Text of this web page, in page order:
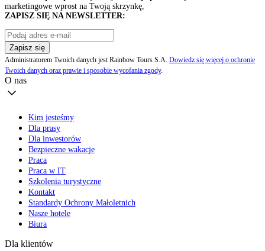
marketingowe wprost na Twoją skrzynkę,
ZAPISZ SIĘ NA NEWSLETTER:
Zapisz się
Administratorem Twoich danych jest Rainbow Tours S.A. Dowiedz się więcej o ochronie
Twoich danych oraz prawie i sposobie wycofania zgody.
O nas
Kim jesteśmy
Dla prasy
Dla inwestorów
Bezpieczne wakacje
Praca
Praca w IT
Szkolenia turystyczne
Kontakt
Standardy Ochrony Małoletnich
Nasze hotele
Biura
Dla klientów